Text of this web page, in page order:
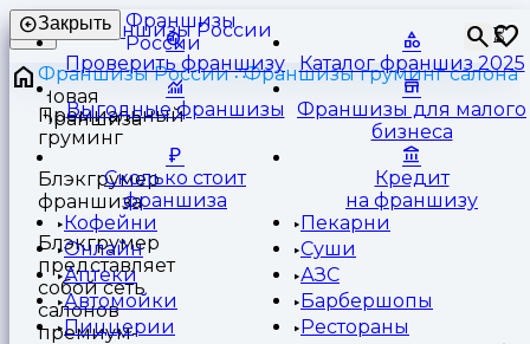
Франшизы
России
⏳
Закрыть
Проверить франшизу Каталог франшиз 2025
Выгодные франшизы
Франшизы для малого
бизнеса
Сколько стоит
франшиза
Кредит
на франшизу
Кофейни
Пекарни
Онлайн
Суши
Аптеки
АЗС
Автомойки
Барбершопы
Пиццерии
Рестораны
Франшизы России
Франшизы груминг салона
Премиальный
груминг
Блэкгрумер
франшиза
Блэкгрумер
представляет
собой сеть
салонов
премиум-